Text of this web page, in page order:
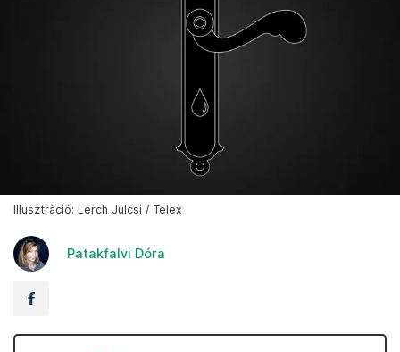
Illusztráció: Lerch Julcsi / Telex
Patakfalvi Dóra